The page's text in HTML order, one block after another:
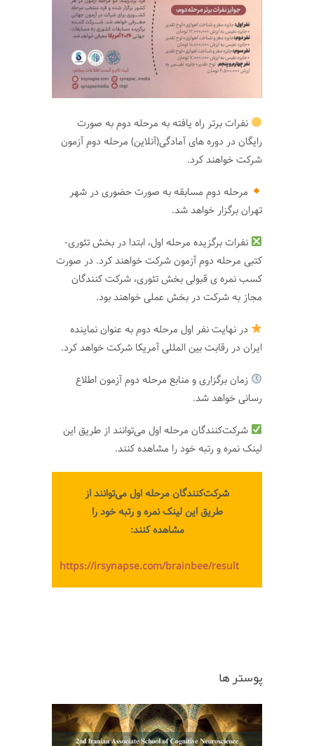
نفرات برتر راه یافته به مرحله دوم به صورت
رایگان در دوره های آمادگی(آنلاین) مرحله دوم آزمون
شرکت خواهند کرد.
مرحله دوم مسابقه به صورت حضوری در شهر
تهران برگزار خواهد شد.
نفرات برگزیده مرحله اول، ابتدا در بخش تئوری-
کتبی مرحله دوم آزمون شرکت خواهند کرد. در صورت
کسب نمره ی قبولی بخش تئوری، شرکت کنندگان
مجاز به شرکت در بخش عملی خواهند بود.
در نهایت نفر اول مرحله دوم به عنوان نماینده
ایران در رقابت بین المللی آمریکا شرکت خواهد کرد.
زمان برگزاری و منابع مرحله دوم آزمون اطلاع
رسانی خواهد شد.
شرکت‌کنندگان‌ مرحله اول می‌توانند از طریق این
لینک نمره و رتبه خود را مشاهده کنند.
شرکت‌کنندگان‌ مرحله اول می‌توانند از
طریق این لینک نمره و رتبه خود را
مشاهده کنند:
https://irsynapse.com/brainbee/result
پوستر ها